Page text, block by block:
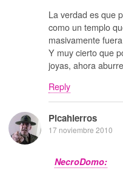
La verdad es que
como un templo
masivamente
Y muy cierto que
joyas, ahora
Reply
Picahierros
17 noviembre 2010
NecroDomo: